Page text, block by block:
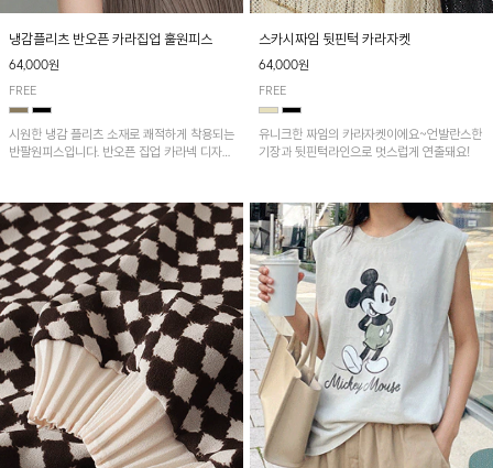
냉감플리츠 반오픈 카라집업 훌원피스
64,000원
FREE
시원한 냉감 플리츠 소재로 쾌적하게 착용되는
반팔원피스입니다. 반오픈 집업 카라넥 디자인
줘요~
스카시짜임 뒷핀턱 카라자켓
64,000원
FREE
유니크한 짜임의 카라자켓이에요~언발란스한
기장과 뒷핀턱라인으로 멋스럽게 연출돼요!